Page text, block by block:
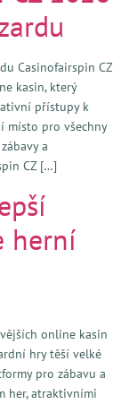
Casinofairspin CZ
kasin, který
přístupy k
místo pro všechny
a
CZ […]
herní
online kasin
hry těší velké
pro zábavu a
her, atraktivními